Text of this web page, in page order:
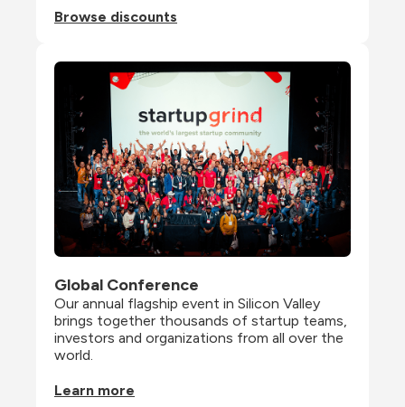
Browse discounts
Global Conference
Our annual flagship event in Silicon Valley
brings together thousands of startup teams,
investors and organizations from all over the
world.
Learn more